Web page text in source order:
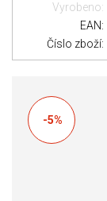
Vyrobeno:
EAN:
Číslo zboží:
-5%